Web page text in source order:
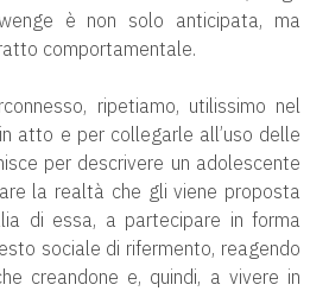
è non solo anticipata, ma
comportamentale.
ripetiamo, utilissimo nel
atto e per collegarle all’uso delle
per descrivere un adolescente
la realtà che gli viene proposta
di essa, a partecipare in forma
sociale di rifermento, reagendo
creandone e, quindi, a vivere in